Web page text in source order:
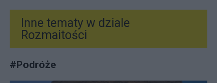
Inne tematy w dziale
Rozmaitości
#Podróże